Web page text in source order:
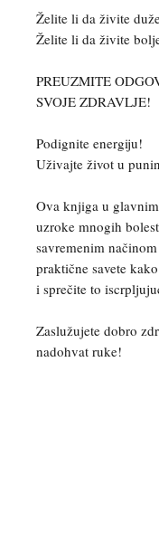
Želite li da živite
Želite li da živite
PREUZMITE
SVOJE ZDRAVLJE!
Podignite energiju!
Uživajte život u
Ova knjiga u
uzroke mnogih
savremenim
praktične savete
i sprečite to
Zaslužujete dobro
nadohvat ruke!